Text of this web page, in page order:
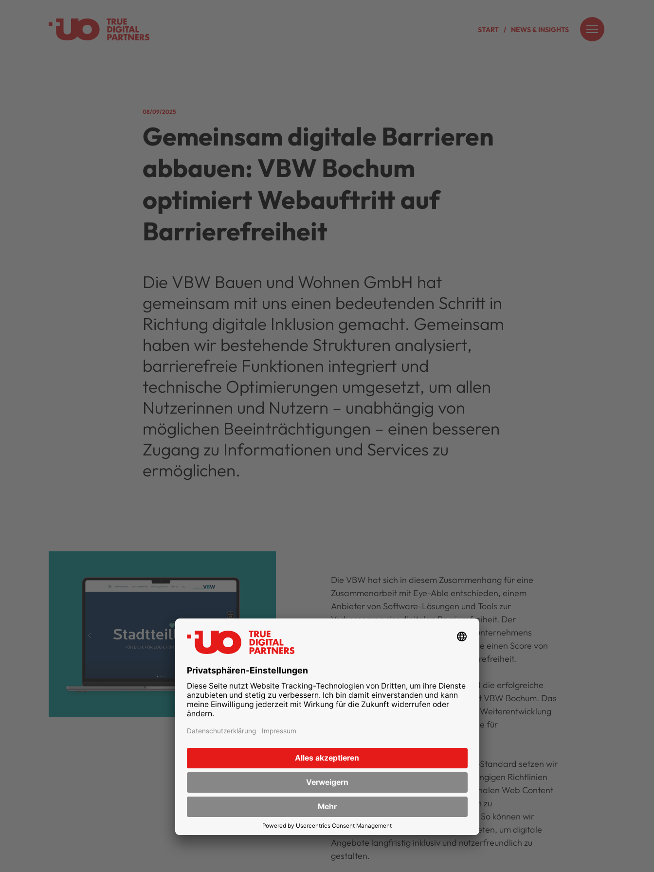
START NEWS & INSIGHTS
08/09/2025
Gemeinsam digitale Barrieren
abbauen: VBW Bochum
optimiert Webauftritt auf
Barrierefreiheit
Die VBW Bauen und Wohnen GmbH hat
gemeinsam mit uns einen bedeutenden Schritt in
Richtung digitale Inklusion gemacht. Gemeinsam
haben wir bestehende Strukturen analysiert,
barrierefreie Funktionen integriert und
technische Optimierungen umgesetzt, um allen
Nutzerinnen und Nutzern – unabhängig von
möglichen Beeinträchtigungen – einen besseren
Zugang zu Informationen und Services zu
ermöglichen.
Die VBW hat sich in diesem Zusammenhang für eine
Zusammenarbeit mit Eye-Able entschieden, einem
Anbieter von Software-Lösungen und Tools zur
Verbesserung der digitalen Barrierefreiheit. Der
Webauftritt des Bochumer Wohnungsunternehmens
erreicht im Eye-Able Report mittlerweile einen Score von
99 Prozent in Bezug auf digitale Barrierefreiheit.
Wir freuen uns über das Vertrauen und die erfolgreiche
sowie langjährige Zusammenarbeit mit VBW Bochum. Das
Projekt zeigt, wie konsequente digitale Weiterentwicklung
Barrieren abbauen und neue Maßstäbe für
Neben der Umsetzung nach Eye-Able-Standard setzen wir
auch Optimierungen nach weiteren gängigen Richtlinien
und Standards um. Von den internationalen Web Content
Accessibility Guidelines (WCAG) bis hin zu
branchenspezifischen Anforderungen. So können wir
jedem Projekt die passende Lösung bieten, um digitale
Angebote langfristig inklusiv und nutzerfreundlich zu
gestalten.